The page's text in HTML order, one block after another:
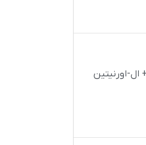
ال-اورنیتین